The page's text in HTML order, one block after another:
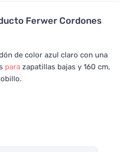
Ferwer Cordones
de color azul claro con una
para zapatillas bajas y 160 cm,